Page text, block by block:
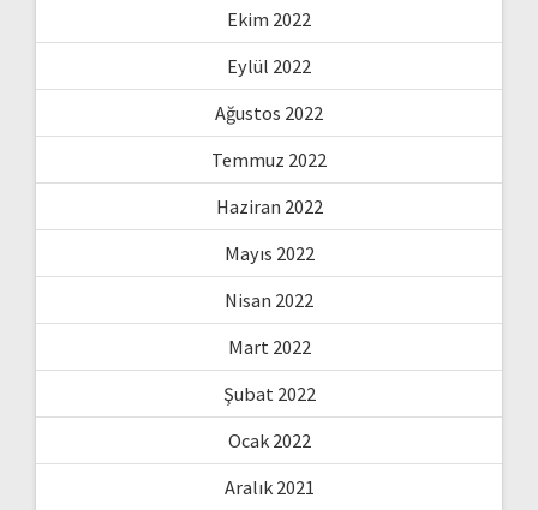
Ekim 2022
Eylül 2022
Ağustos 2022
Temmuz 2022
Haziran 2022
Mayıs 2022
Nisan 2022
Mart 2022
Şubat 2022
Ocak 2022
Aralık 2021